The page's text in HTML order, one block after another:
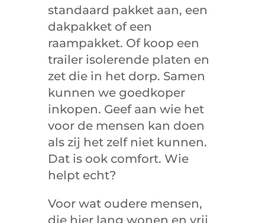
standaard pakket aan, een
dakpakket of een
raampakket. Of koop een
trailer isolerende platen en
zet die in het dorp. Samen
kunnen we goedkoper
inkopen. Geef aan wie het
voor de mensen kan doen
als zij het zelf niet kunnen.
Dat is ook comfort. Wie
helpt echt?
Voor wat oudere mensen,
die hier lang wonen en vrij